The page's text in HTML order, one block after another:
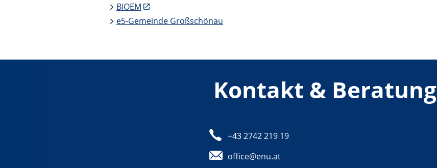
BIOEM
e5-Gemeinde Großschönau
Kontakt & Beratung
Telefon:
+43 2742 219 19
E-Mail:
office@enu.at